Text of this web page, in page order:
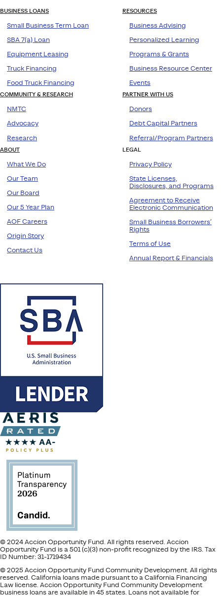
BUSINESS LOANS
Small Business Term Loan
SBA 7(a) Loan
Equipment Leasing
Truck Financing
Food Truck Financing
RESOURCES
Business Advising
Personalized Learning
Programs & Grants
Business Resource Center
Events
COMMUNITY & RESEARCH
NMTC
Advocacy
Research
PARTNER WITH US
Donors
Debt Capital Partners
Referral/Program Partners
ABOUT
What We Do
Our Team
Our Board
Our 5 Year Plan
AOF Careers
Origin Story
Contact Us
LEGAL
Privacy Policy
State Licenses,
Disclosures, and Programs
Agreement to Receive
Electronic Communication
Small Business Borrowers’
Rights
Terms of Use
Annual Report & Financials
© 2024 Accion Opportunity Fund. All rights reserved. Accion
Opportunity Fund is a 501 (c)(3) non-profit recognized by the IRS. Tax
ID Number: 31-1719434
© 2025 Accion Opportunity Fund Community Development. All rights
reserved. California loans made pursuant to a California Financing
Law license. Accion Opportunity Fund Community Development
business loans are available in 45 states. Loans not available for